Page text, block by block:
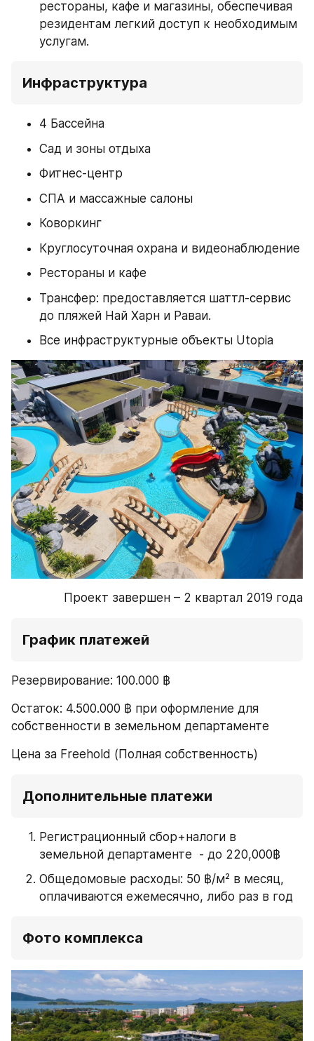
рестораны, кафе и магазины, обеспечивая
резидентам легкий доступ к необходимым
услугам.
Инфраструктура
4 Бассейна
Сад и зоны отдыха
Фитнес-центр
СПА и массажные салоны
Коворкинг
Круглосуточная охрана и видеонаблюдение
Рестораны и кафе
Трансфер: предоставляется шаттл-сервис
до пляжей Най Харн и Раваи.
Все инфраструктурные объекты Utopia
Проект завершен – 2 квартал 2019 года
График платежей
Резервирование: 100.000 ฿
Остаток: 4.500.000 ฿ при оформление для
собственности в земельном департаменте
Цена за Freehold (Полная собственность)
Дополнительные платежи
Регистрационный сбор+налоги в
земельной департаменте  - до 220,000฿
Общедомовые расходы: 50 ฿/м² в месяц,
оплачиваются ежемесячно, либо раз в год
Фото комплекса